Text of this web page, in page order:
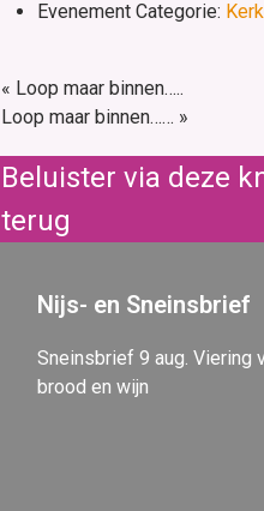
Evenement Categorie:
« Loop maar binnen…..
Loop maar binnen…… »
Beluister via deze
terug
Nijs- en Sneinsbrief
Sneinsbrief 9 aug. Viering
brood en wijn